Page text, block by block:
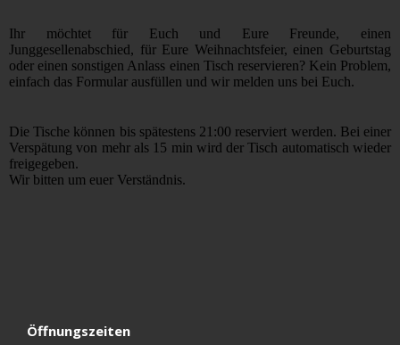
Ihr möchtet für Euch und Eure Freunde, einen
Junggesellenabschied, für Eure Weihnachtsfeier, einen Geburtstag
oder einen sonstigen Anlass einen Tisch reservieren? Kein Problem,
einfach das Formular ausfüllen und wir melden uns bei Euch.
Die Tische können bis spätestens 21:00 reserviert werden. Bei einer
Verspätung von mehr als 15 min wird der Tisch automatisch wieder
freigegeben.
Wir bitten um euer Verständnis.
Öffnungszeiten